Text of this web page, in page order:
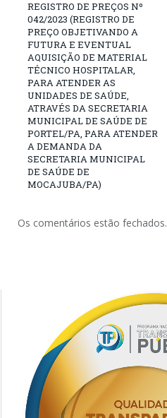
REGISTRO DE PREÇOS Nº
042/2023 (REGISTRO DE
PREÇO OBJETIVANDO A
FUTURA E EVENTUAL
AQUISIÇÃO DE MATERIAL
TÉCNICO HOSPITALAR,
PARA ATENDER AS
UNIDADES DE SAÚDE,
ATRAVÉS DA SECRETARIA
MUNICIPAL DE SAÚDE DE
PORTEL/PA, PARA ATENDER
A DEMANDA DA
SECRETARIA MUNICIPAL
DE SAÚDE DE
MOCAJUBA/PA)
Os comentários estão fechados.